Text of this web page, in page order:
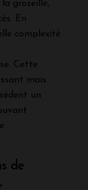
groseille,
En
complexité
Cette
mais
un
de